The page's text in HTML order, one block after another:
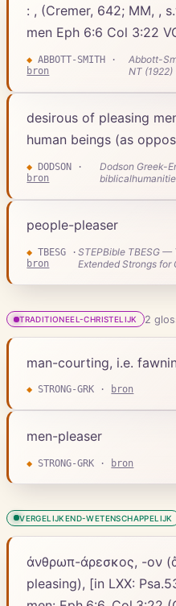
: , (Cremer, 642; MM, ,
men Eph 6:6 Col 3:22
◆ ABBOTT-SMITH ·
bron
Abbott-
NT (1922)
desirous of pleasing
human beings (as
◆ DODSON ·
bron
Dodson Greek-
people-pleaser
◆ TBESG ·
bron
STEPBible TBESG —
Extended Strongs for
TRADITIONEEL-CHRISTELIJK 2
man-courting, i.e.
◆ STRONG-GRK · bron
men-pleaser
◆ STRONG-GRK · bron
VERGELIJKEND-WETENSCHAPPELIJK
ἀνθρωπ-άρεσκος, -ον
pleasing), [in LXX: